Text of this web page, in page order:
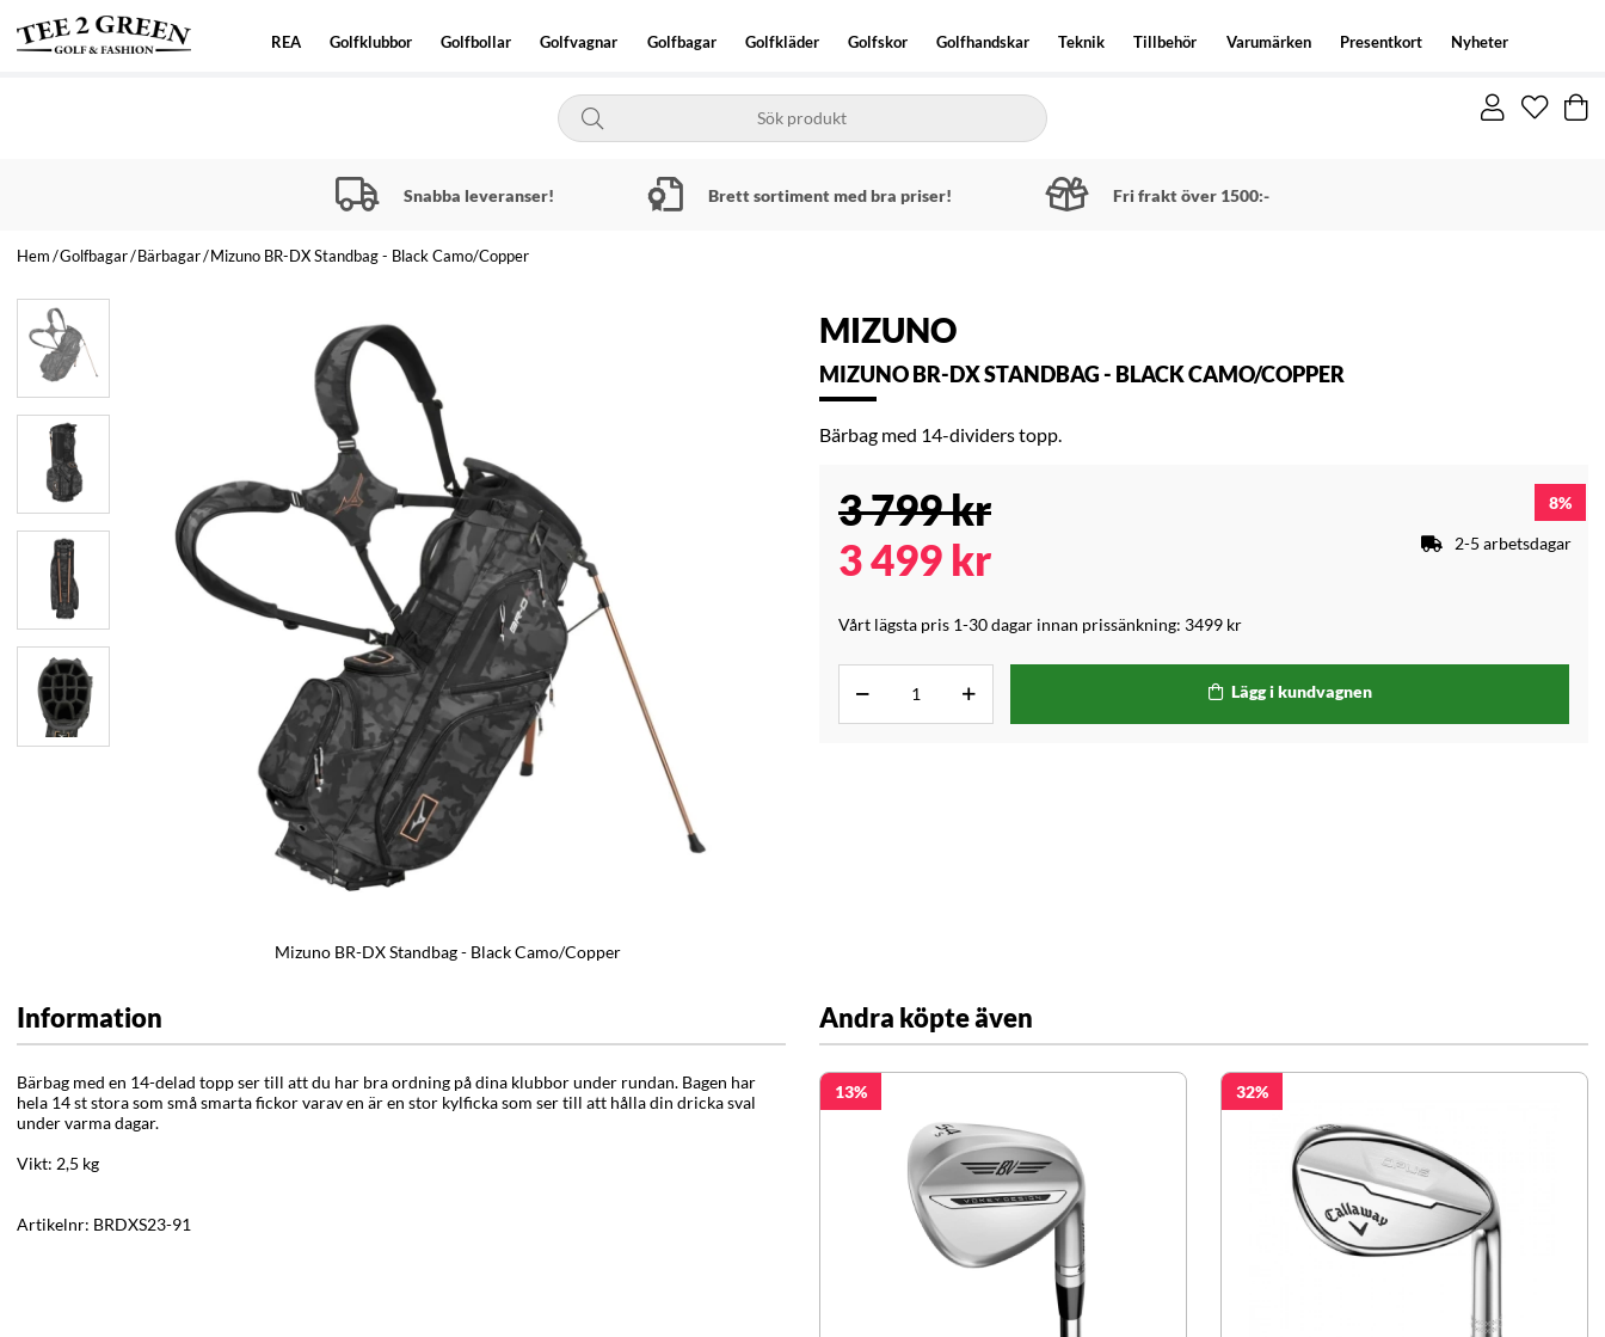
REA Golfklubbor Golfbollar Golfvagnar Golfbagar Golfkläder Golfskor Golfhandskar Teknik Tillbehör Varumärken Presentkort Nyheter
Snabba leveranser! Brett sortiment med bra priser! Fri frakt över 1500:-
Hem Golfbagar Bärbagar Mizuno BR-DX Standbag - Black Camo/Copper
Mizuno BR-DX Standbag - Black Camo/Copper
MIZUNO
MIZUNO BR-DX STANDBAG - BLACK CAMO/COPPER
Bärbag med 14-dividers topp.
3 799kr
3 499 kr
Vårt lägsta pris 1-30 dagar innan prissänkning: 3499 kr
8
2-5 arbetsdagar
Lägg i kundvagnen
Information
Bärbag med en 14-delad topp ser till att du har bra ordning på dina klubbor under rundan. Bagen har
hela 14 st stora som små smarta fickor varav en är en stor kylficka som ser till att hålla din dricka sval
under varma dagar.
Vikt: 2,5 kg
Artikelnr: BRDXS23-91
Andra köpte även
13 32